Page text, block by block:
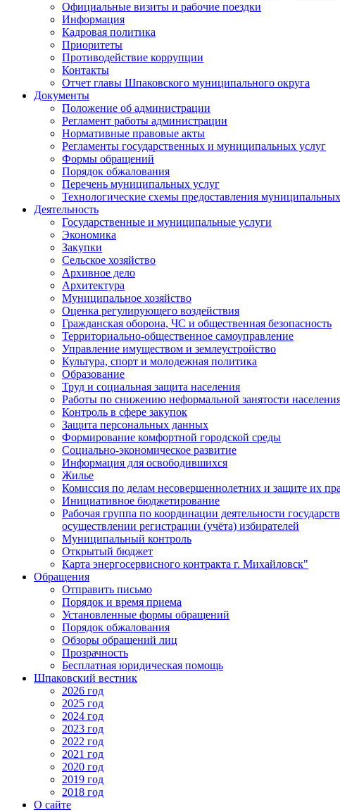
Официальные визиты и рабочие поездки
Информация
Кадровая политика
Приоритеты
Противодействие коррупции
Контакты
Отчет главы Шпаковского муниципального округа
Документы
Положение об администрации
Регламент работы администрации
Нормативные правовые акты
Регламенты государственных и муниципальных услуг
Формы обращений
Порядок обжалования
Перечень муниципальных услуг
Технологические схемы предоставления
Деятельность
Государственные и муниципальные услуги
Экономика
Закупки
Сельское хозяйство
Архивное дело
Архитектура
Муниципальное хозяйство
Оценка регулирующего воздействия
Гражданская оборона, ЧС и общественная безопасность
Территориально-общественное самоуправление
Управление имуществом и землеустройство
Культура, спорт и молодежная политика
Образование
Труд и социальная защита населения
Работы по снижению неформальной занятости
Контроль в сфере закупок
Защита персональных данных
Формирование комфортной городской среды
Социально-экономическое развитие
Информация для освободившихся
Жилье
Комиссия по делам несовершеннолетних и защите их
Инициативное бюджетирование
Рабочая группа по координации деятельности
осуществлении регистрации (учёта) избирателей
Муниципальный контроль
Открытый бюджет
Карта энергосервисного контракта г. Михайловск"
Обращения
Отправить письмо
Порядок и время приема
Установленные формы обращений
Порядок обжалования
Обзоры обращений лиц
Прозрачность
Бесплатная юридическая помощь
Шпаковский вестник
2026 год
2025 год
2024 год
2023 год
2022 год
2021 год
2020 год
2019 год
2018 год
О сайте